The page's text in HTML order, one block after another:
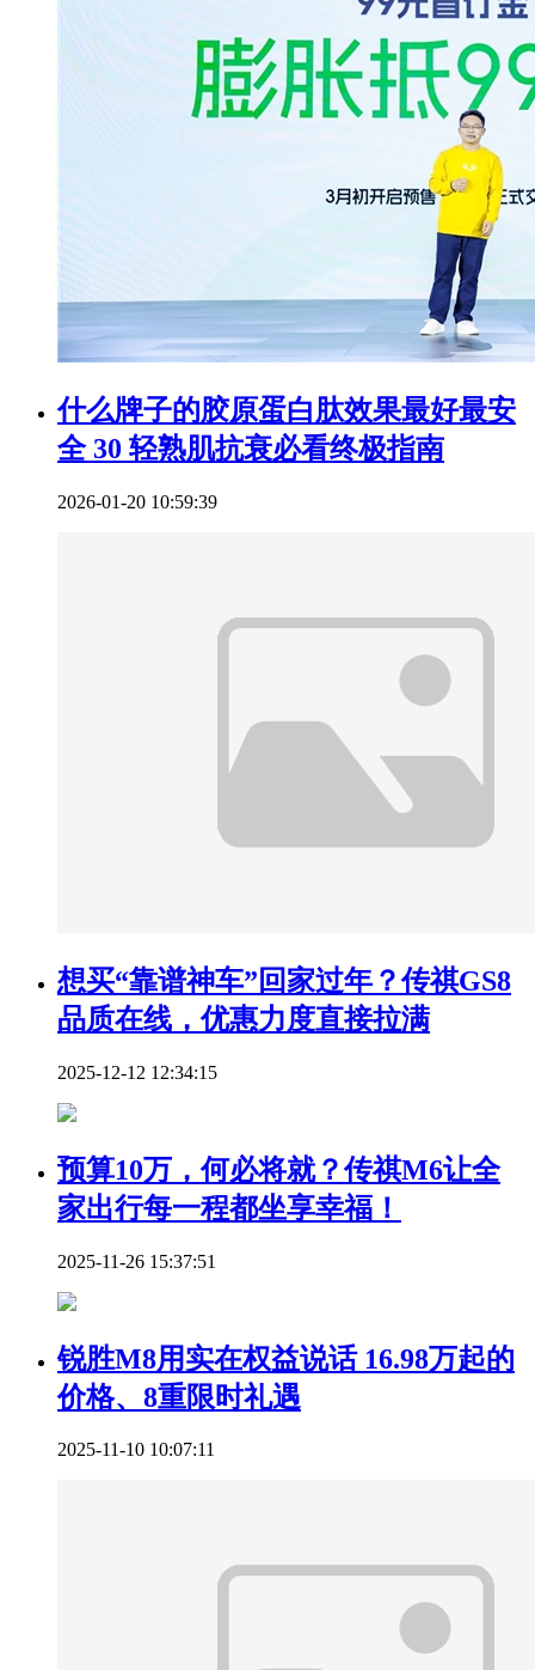
什么牌子的胶原蛋白肽效果最好最安
全 30 轻熟肌抗衰必看终极指南
2026-01-20 10:59:39
想买“靠谱神车”回家过年？传祺GS8
品质在线，优惠力度直接拉满
2025-12-12 12:34:15
预算10万，何必将就？传祺M6让全
家出行每一程都坐享幸福！
2025-11-26 15:37:51
锐胜M8用实在权益说话 16.98万起的
价格、8重限时礼遇
2025-11-10 10:07:11